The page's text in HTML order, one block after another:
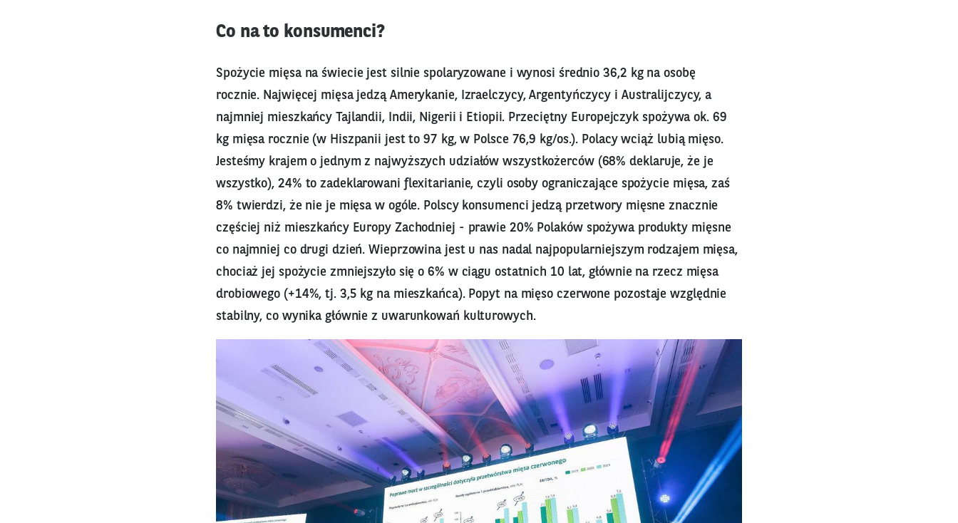
Co na to konsumenci?
Spożycie mięsa na świecie jest silnie spolaryzowane i wynosi średnio 36,2 kg na osobę
rocznie. Najwięcej mięsa jedzą Amerykanie, Izraelczycy, Argentyńczycy i Australijczycy, a
najmniej mieszkańcy Tajlandii, Indii, Nigerii i Etiopii. Przeciętny Europejczyk spożywa ok. 69
kg mięsa rocznie (w Hiszpanii jest to 97 kg, w Polsce 76,9 kg/os.). Polacy wciąż lubią mięso.
Jesteśmy krajem o jednym z najwyższych udziałów wszystkożerców (68% deklaruje, że je
wszystko), 24% to zadeklarowani flexitarianie, czyli osoby ograniczające spożycie mięsa, zaś
8% twierdzi, że nie je mięsa w ogóle. Polscy konsumenci jedzą przetwory mięsne znacznie
częściej niż mieszkańcy Europy Zachodniej - prawie 20% Polaków spożywa produkty mięsne
co najmniej co drugi dzień. Wieprzowina jest u nas nadal najpopularniejszym rodzajem mięsa,
chociaż jej spożycie zmniejszyło się o 6% w ciągu ostatnich 10 lat, głównie na rzecz mięsa
drobiowego (+14%, tj. 3,5 kg na mieszkańca). Popyt na mięso czerwone pozostaje względnie
stabilny, co wynika głównie z uwarunkowań kulturowych.